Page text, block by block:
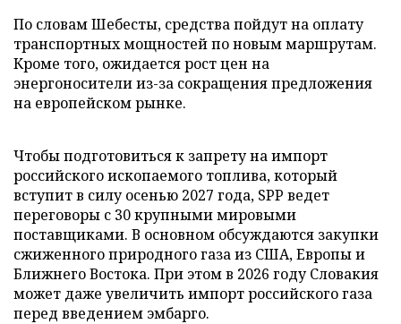
По словам Шебесты, средства пойдут на оплату
транспортных мощностей по новым маршрутам.
Кроме того, ожидается рост цен на
энергоносители из-за сокращения предложения
на европейском рынке.
Чтобы подготовиться к запрету на импорт
российского ископаемого топлива, который
вступит в силу осенью 2027 года, SPP ведет
переговоры с 30 крупными мировыми
поставщиками. В основном обсуждаются закупки
сжиженного природного газа из США, Европы и
Ближнего Востока. При этом в 2026 году Словакия
может даже увеличить импорт российского газа
перед введением эмбарго.